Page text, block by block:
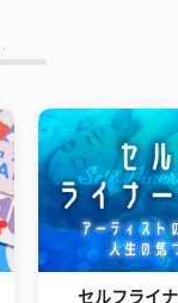
セルフライ